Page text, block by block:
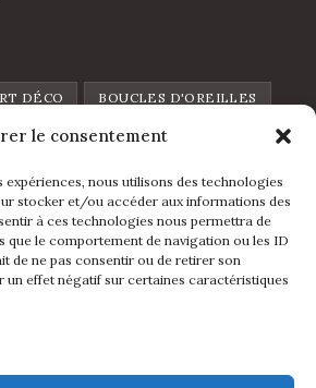
le consentement
nous utilisons des technologies
stocker et/ou accéder aux informations des
à ces technologies nous permettra de
que le comportement de navigation ou les ID
de ne pas consentir ou de retirer son
un effet négatif sur certaines caractéristiques
DÉCO BOUCLES D'OREILLES
CŒUR CŒUR DE PIQUE
DISCO FEUILLES
FRUIT
LUNE LÈVRES
PIN'S POIRE POMME